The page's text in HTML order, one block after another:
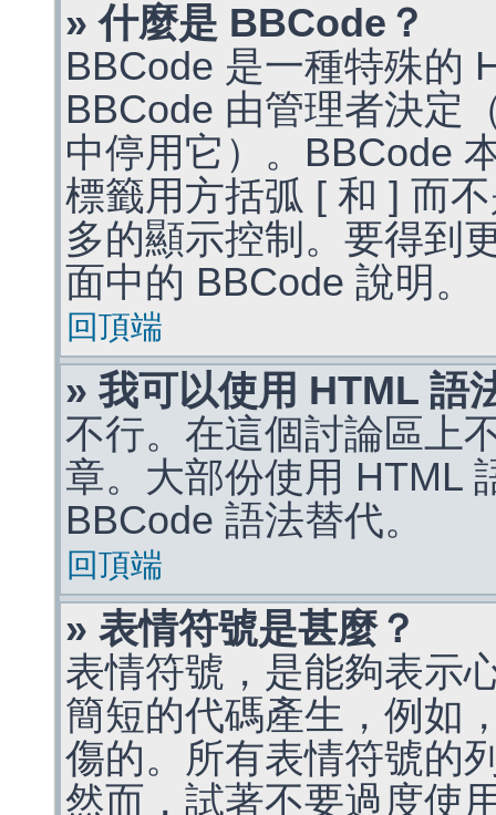
» 什麼是 BBCode？
BBCode 是一種特殊的
BBCode 由管理者決定
中停用它）。BBCode
標籤用方括弧 [ 和 ] 而
多的顯示控制。要得到
面中的 BBCode 說明。
回頂端
» 我可以使用 HTML 語
不行。在這個討論區上
章。大部份使用 HTML
BBCode 語法替代。
回頂端
» 表情符號是甚麼？
表情符號，是能夠表示
簡短的代碼產生，例如
傷的。所有表情符號的
然而，試著不要過度使